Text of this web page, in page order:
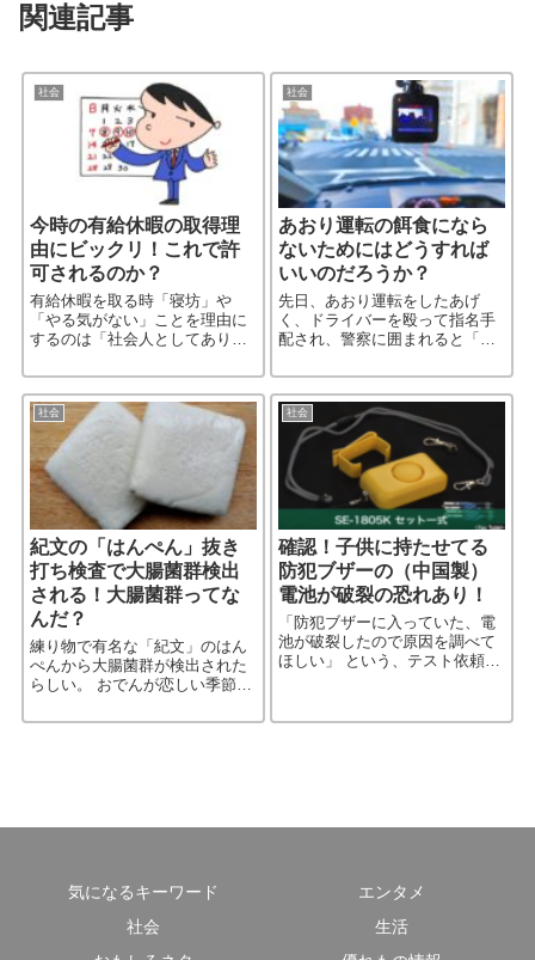
関連記事
社会
今時の有給休暇の取得理
由にビックリ！これで許
可されるのか？
有給休暇を取る時「寝坊」や
「やる気がない」ことを理由に
するのは「社会人としてあり得
い」と記事を書いたマイナビウ
ーマン。 この記事は、ネットユ
ーザーから批判を浴び炎上状態
だった［…続きを読む］
社会
あおり運転の餌食になら
ないためにはどうすれば
いいのだろうか？
先日、あおり運転をしたあげ
く、ドライバーを殴って指名手
配され、警察に囲まれると「出
された宮﨑容疑者。その後の調
べで「前の車に妨害された」と
供述していることが分かったら
しい。［…続きを読む］
社会
紀文の「はんぺん」抜き
打ち検査で大腸菌群検出
される！大腸菌群ってな
んだ？
練り物で有名な「紀文」のはん
ぺんから大腸菌群が検出された
らしい。 おでんが恋しい季節だ
は残念だ。 …ん？大腸菌ではな
社会
確認！子供に持たせてる
防犯ブザーの（中国製）
電池が破裂の恐れあり！
「防犯ブザーに入っていた、電
池が破裂したので原因を調べて
ほしい」 という、テスト依頼が
トした結果…実際、破裂を確
気になるキーワード
エンタメ
社会
生活